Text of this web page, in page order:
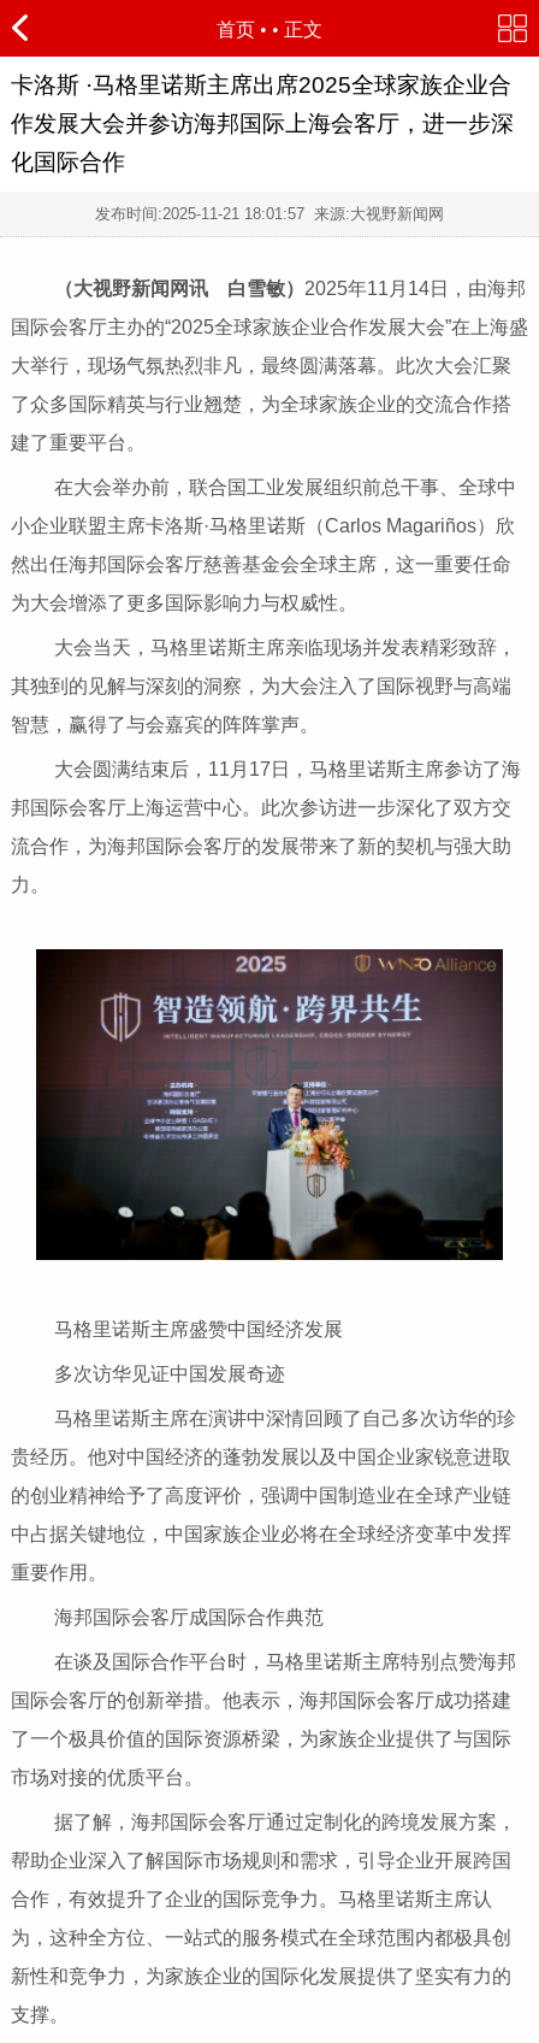
首页 • • 正文
卡洛斯 ·马格里诺斯主席出席2025全球家族企业合
作发展大会并参访海邦国际上海会客厅，进一步深
化国际合作
发布时间:2025-11-21 18:01:57 来源:大视野新闻网
（大视野新闻网讯 白雪敏） 2025年11月14日，由海邦
国际会客厅主办的“2025全球家族企业合作发展大会”在上海盛
大举行，现场气氛热烈非凡，最终圆满落幕。此次大会汇聚
了众多国际精英与行业翘楚，为全球家族企业的交流合作搭
建了重要平台。
在大会举办前，联合国工业发展组织前总干事、全球中
小企业联盟主席卡洛斯·马格里诺斯（Carlos Magariños）欣
然出任海邦国际会客厅慈善基金会全球主席，这一重要任命
为大会增添了更多国际影响力与权威性。
大会当天，马格里诺斯主席亲临现场并发表精彩致辞，
其独到的见解与深刻的洞察，为大会注入了国际视野与高端
智慧，赢得了与会嘉宾的阵阵掌声。
大会圆满结束后，11月17日，马格里诺斯主席参访了海
邦国际会客厅上海运营中心。此次参访进一步深化了双方交
流合作，为海邦国际会客厅的发展带来了新的契机与强大助
力。
马格里诺斯主席盛赞中国经济发展
多次访华见证中国发展奇迹
马格里诺斯主席在演讲中深情回顾了自己多次访华的珍
贵经历。他对中国经济的蓬勃发展以及中国企业家锐意进取
的创业精神给予了高度评价，强调中国制造业在全球产业链
中占据关键地位，中国家族企业必将在全球经济变革中发挥
重要作用。
海邦国际会客厅成国际合作典范
在谈及国际合作平台时，马格里诺斯主席特别点赞海邦
国际会客厅的创新举措。他表示，海邦国际会客厅成功搭建
了一个极具价值的国际资源桥梁，为家族企业提供了与国际
市场对接的优质平台。
据了解，海邦国际会客厅通过定制化的跨境发展方案，
帮助企业深入了解国际市场规则和需求，引导企业开展跨国
合作，有效提升了企业的国际竞争力。马格里诺斯主席认
为，这种全方位、一站式的服务模式在全球范围内都极具创
新性和竞争力，为家族企业的国际化发展提供了坚实有力的
支撑。